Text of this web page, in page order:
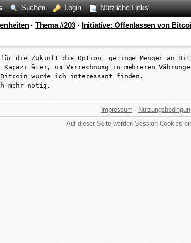
Suchen Login Nützliche Links
· Thema #203· Initiative: Offenlassen von
die Zukunft die Option, geringe Mengen an
um Verrechnung in mehreren
Bitcoin würde ich interessant finden.
mehr nötig.
Impressum ·
Auf dieser Seite werden Session-Cookies